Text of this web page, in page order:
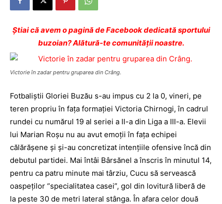
Ştiai că avem o pagină de Facebook dedicată sportului
buzoian? Alătură-te comunității noastre.
Victorie în zadar pentru gruparea din Crâng.
Fotbaliştii Gloriei Buzău s-au impus cu 2 la 0, vineri, pe
teren propriu în faţa formaţiei Victoria Chirnogi, în cadrul
rundei cu numărul 19 al seriei a II-a din Liga a III-a. Elevii
lui Marian Roşu nu au avut emoţii în faţa echipei
călărăşene şi şi-au concretizat intenţiile ofensive încă din
debutul partidei. Mai întâi Bârsănel a înscris în minutul 14,
pentru ca patru minute mai târziu, Cucu să servească
oaspeţilor “specialitatea casei”, gol din lovitură liberă de
la peste 30 de metri lateral stânga. În afara celor două